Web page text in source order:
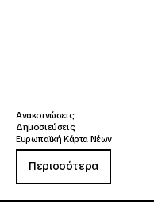
Ανακοινώσεις
Δημοσιεύσεις
Ευρωπαϊκή Κάρτα Νέων
Περισσότερα